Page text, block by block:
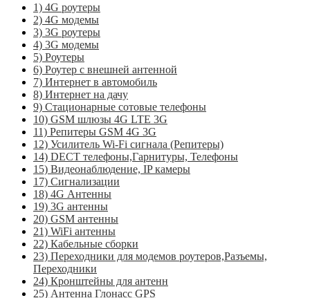
1) 4G роутеры
2) 4G модемы
3) 3G роутеры
4) 3G модемы
5) Роутеры
6) Роутер с внешней антенной
7) Интернет в автомобиль
8) Интернет на дачу
9) Стационарные сотовые телефоны
10) GSM шлюзы 4G LTE 3G
11) Репитеры GSM 4G 3G
12) Усилитель Wi-Fi сигнала (Репитеры)
14) DECT телефоны,Гарнитуры, Телефоны
15) Видеонаблюдение, IP камеры
17) Сигнализации
18) 4G Антенны
19) 3G антенны
20) GSM антенны
21) WiFi антенны
22) Кабельные сборки
23) Переходники для модемов роутеров,Разъемы,
Переходники
24) Кронштейны для антенн
25) Антенна Глонасс GPS